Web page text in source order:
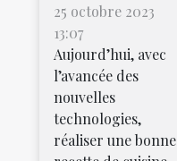
25 octobre 2023
13:07
Aujourd’hui, avec
l’avancée des
nouvelles
technologies,
réaliser une bonne